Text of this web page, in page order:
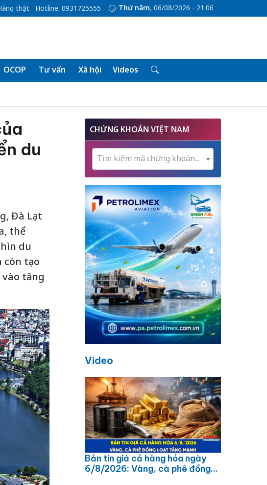
thật Hotline: 0931725555 Thứ năm, 06/08/2026 - 21:06
OCOP Tư vấn Xã hội Videos
du
Đà Lạt
thể
du
còn tạo
tăng
CHỨNG KHOÁN VIỆT NAM
Tìm kiếm mã chứng khoán...
Video
Bản tin giá cả hàng hóa ngày
6/8/2026: Vàng, cà phê đồng